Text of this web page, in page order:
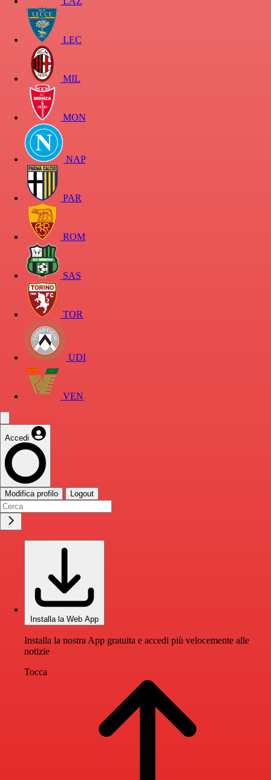
LEC
MIL
MON
NAP
PAR
ROM
SAS
TOR
UDI
VEN
Accedi
Modifica profilo Logout
Installa la Web App
Installa la nostra App gratuita e accedi più velocemente alle
notizie
Tocca